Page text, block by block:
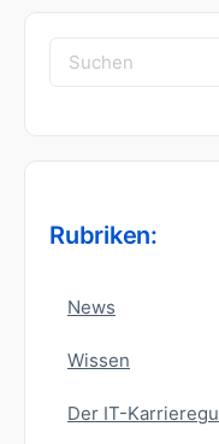
Suchen
nach:
Rubriken:
News
Wissen
Der IT-